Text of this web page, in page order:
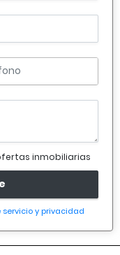
inmobiliarias
servicio y privacidad